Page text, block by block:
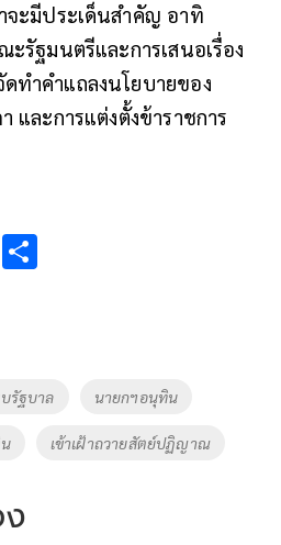
จะมีประเด็นสำคัญ อาทิ
รัฐมนตรีและการเสนอเรื่อง
ทำคำแถลงนโยบายของ
และการแต่งตั้งข้าราชการ
Li
รัฐบาล นายกฯอนุทิน
เข้าเฝ้าถวายสัตย์ปฏิญาณ